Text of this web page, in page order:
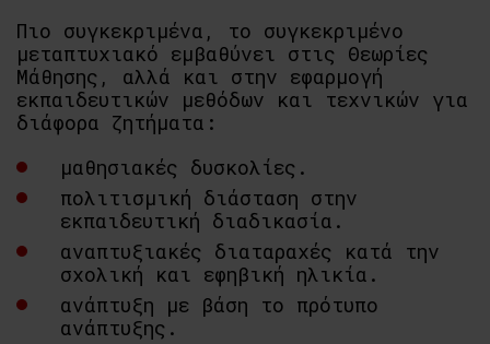
Πιο συγκεκριμένα, το συγκεκριμένο
μεταπτυχιακό εμβαθύνει στις Θεωρίες
Μάθησης, αλλά και στην εφαρμογή
εκπαιδευτικών μεθόδων και τεχνικών για
διάφορα ζητήματα:
μαθησιακές δυσκολίες.
πολιτισμική διάσταση στην
εκπαιδευτική διαδικασία.
αναπτυξιακές διαταραχές κατά την
σχολική και εφηβική ηλικία.
ανάπτυξη με βάση το πρότυπο
ανάπτυξης.